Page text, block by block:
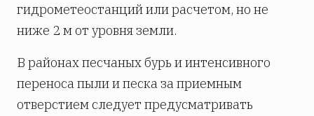
гидрометеостанций или расчетом, но не
ниже 2 м от уровня земли.
В районах песчаных бурь и интенсивного
переноса пыли и песка за приемным
отверстием следует предусматривать